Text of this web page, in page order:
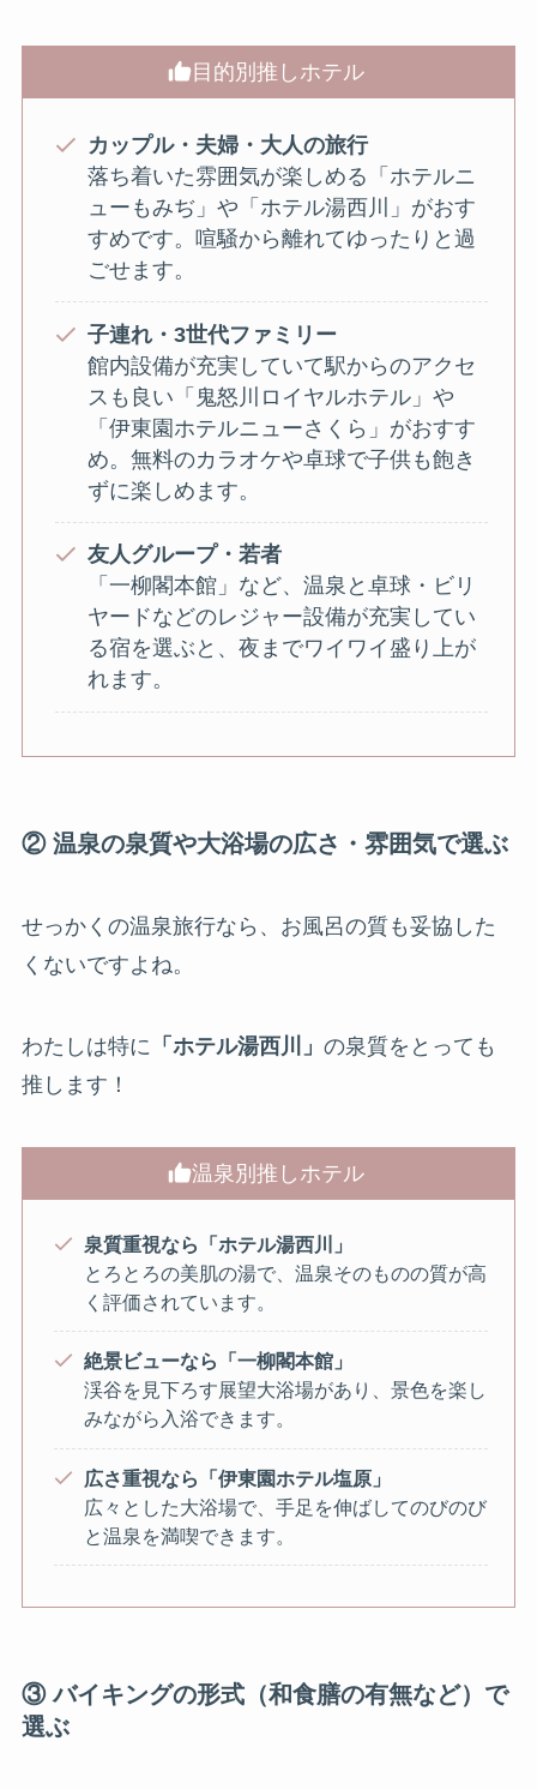
目的別推しホテル
カップル・夫婦・大人の旅行
落ち着いた雰囲気が楽しめる「ホテルニ
ューもみぢ」や「ホテル湯西川」がおす
すめです。喧騒から離れてゆったりと過
ごせます。
子連れ・3世代ファミリー
館内設備が充実していて駅からのアクセ
スも良い「鬼怒川ロイヤルホテル」や
「伊東園ホテルニューさくら」がおすす
め。無料のカラオケや卓球で子供も飽き
ずに楽しめます。
友人グループ・若者
「一柳閣本館」など、温泉と卓球・ビリ
ヤードなどのレジャー設備が充実してい
る宿を選ぶと、夜までワイワイ盛り上が
れます。
② 温泉の泉質や大浴場の広さ・雰囲気で選ぶ
せっかくの温泉旅行なら、お風呂の質も妥協した
くないですよね。
わたしは特に 「ホテル湯西川」 の泉質をとっても
推します！
温泉別推しホテル
泉質重視なら「ホテル湯西川」
とろとろの美肌の湯で、温泉そのものの質が高
く評価されています。
絶景ビューなら「一柳閣本館」
渓谷を見下ろす展望大浴場があり、景色を楽し
みながら入浴できます。
広さ重視なら「伊東園ホテル塩原」
広々とした大浴場で、手足を伸ばしてのびのび
と温泉を満喫できます。
③ バイキングの形式（和食膳の有無など）で
選ぶ